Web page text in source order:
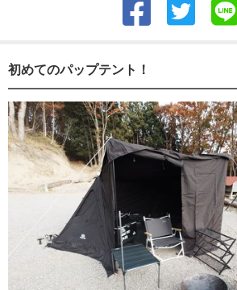
初めてのパップテント！